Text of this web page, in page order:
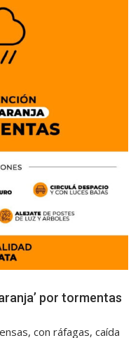
por tormentas
con ráfagas, caída